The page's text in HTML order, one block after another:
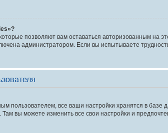
позволяют вам оставаться авторизованным на
администратором. Если вы испытываете
пользователем, все ваши настройки хранятся в
. Там вы можете изменить все свои настройки и